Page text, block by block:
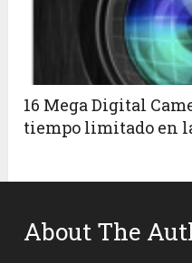
16 Mega Digital
tiempo limitado en
About The